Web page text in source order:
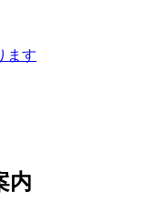
ます
内